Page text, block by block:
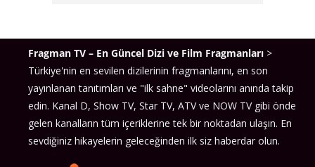
Fragman TV – En Güncel Dizi ve Film Fragmanları >
Türkiye'nin en sevilen dizilerinin fragmanlarını, en son
yayınlanan tanıtımları ve "ilk sahne" videolarını anında takip
edin. Kanal D, Show TV, Star TV, ATV ve NOW TV gibi önde
gelen kanalların tüm içeriklerine tek bir noktadan ulaşın. En
sevdiğiniz hikayelerin geleceğinden ilk siz haberdar olun.